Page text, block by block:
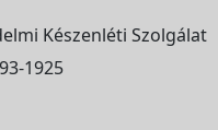
Készenléti Szolgálat
1925